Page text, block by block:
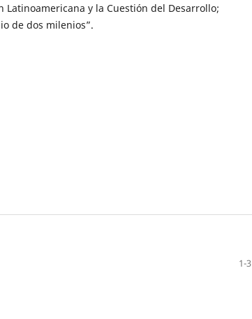
Latinoamericana y la Cuestión del Desarrollo;
de dos milenios”.
1-3